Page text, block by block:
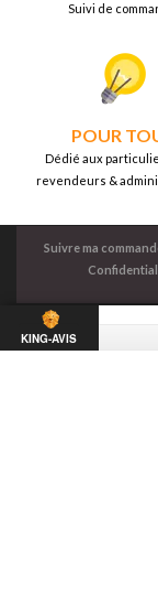
Suivi de
POUR
Dédié aux
revendeurs &
Suivre ma
KING-AVIS